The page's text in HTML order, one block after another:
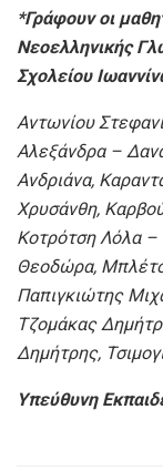
*Γράφουν οι
Νεοελληνικής
Σχολείου
Αντωνίου
Αλεξάνδρα –
Ανδριάνα,
Χρυσάνθη,
Κοτρότση Λόλα –
Θεοδώρα,
Παπιγκιώτης
Τζομάκας
Δημήτρης,
Υπεύθυνη